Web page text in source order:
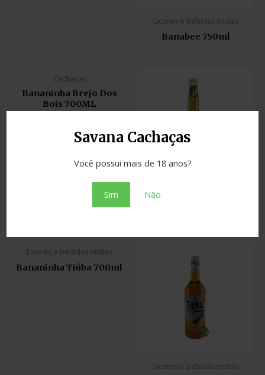
Savana Cachaças
Você possui mais de 18 anos?
Sim Não
Licores e bebidas mistas
Banabee 750ml
Cachaças
Bananinha Brejo Dos
Bois 700ML
Licores e bebidas mistas
Licores e bebidas mistas
Bananinha Tiúba 700ml
Licores e bebidas mistas